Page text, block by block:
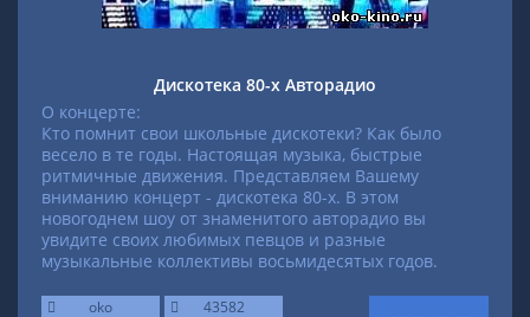
Дискотека 80-х Авторадио
О концерте:
Кто помнит свои школьные дискотеки? Как было
весело в те годы. Настоящая музыка, быстрые
ритмичные движения. Представляем Вашему
вниманию концерт - дискотека 80-х. В этом
новогоднем шоу от знаменитого авторадио вы
увидите своих любимых певцов и разные
музыкальные коллективы восьмидесятых годов.
oko
43582